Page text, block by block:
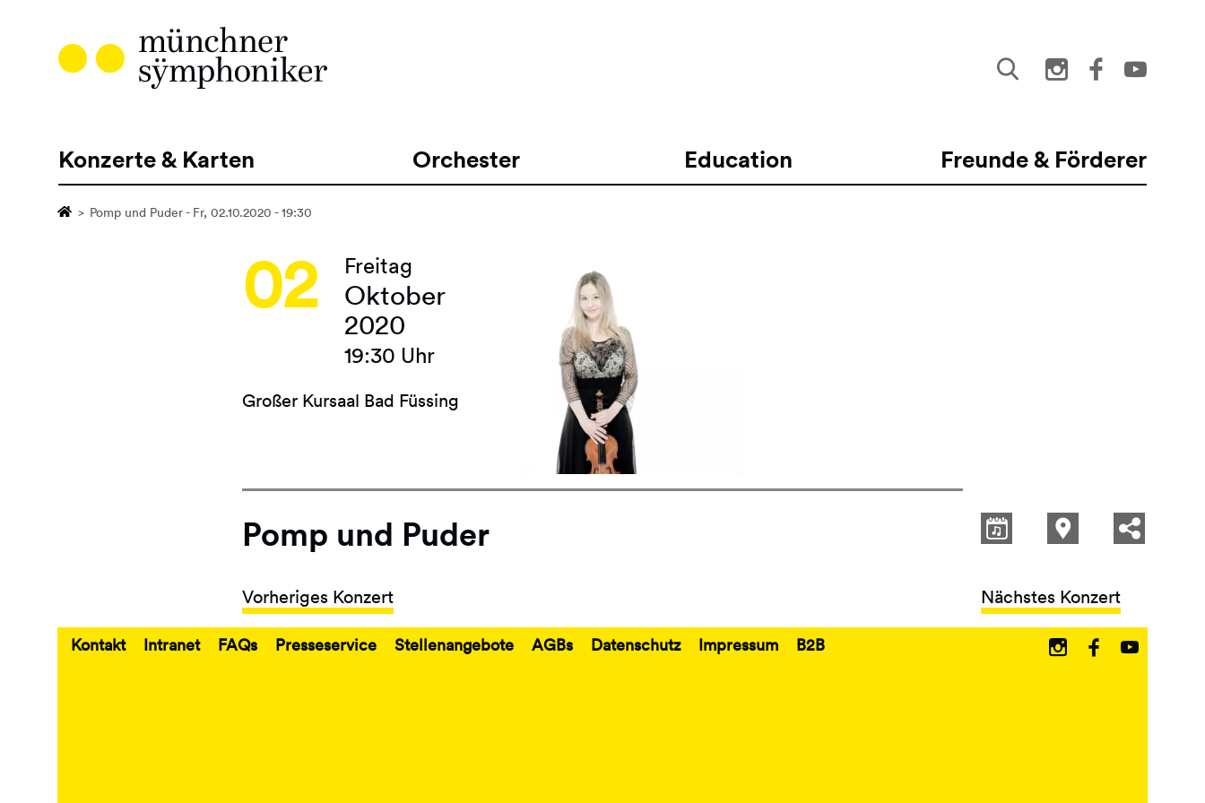
Hauptnavigation
Konzerte & Karten Orchester Education Freunde & Förderer
Pomp und Puder - Fr, 02.10.2020 - 19:30
02 Freitag
Oktober
2020
19:30 Uhr
Großer Kursaal Bad Füssing
Pomp und Puder
Vorheriges Konzert Nächstes Konzert
Kontakt Intranet FAQs Presseservice Stellenangebote AGBs Datenschutz Impressum B2B